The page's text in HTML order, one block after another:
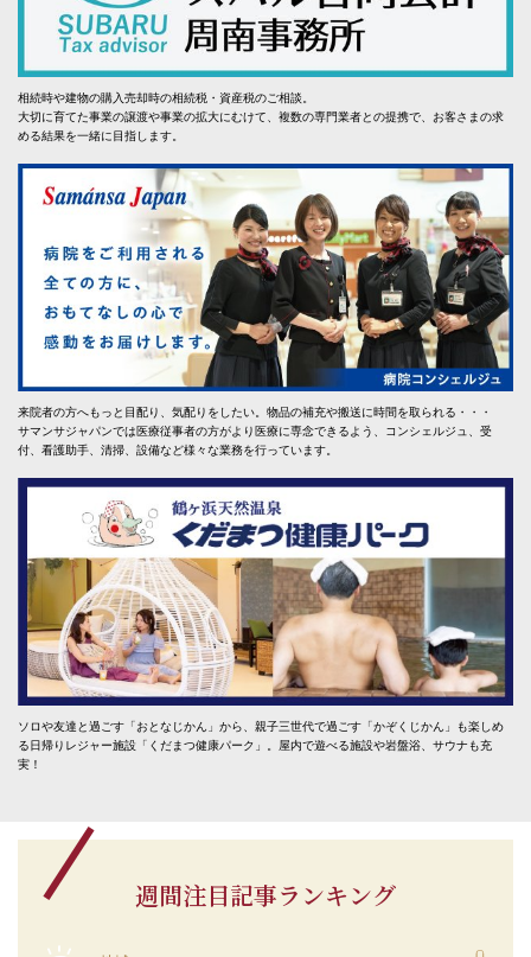
相続時や建物の購入売却時の相続税・資産税のご相談。
大切に育てた事業の譲渡や事業の拡大にむけて、複数の専門業者との提携で、お客さまの求
める結果を一緒に目指します。
来院者の方へもっと目配り、気配りをしたい。物品の補充や搬送に時間を取られる・・・
サマンサジャパンでは医療従事者の方がより医療に専念できるよう、コンシェルジュ、受
付、看護助手、清掃、設備など様々な業務を行っています。
ソロや友達と過ごす「おとなじかん」から、親子三世代で過ごす「かぞくじかん」も楽しめ
る日帰りレジャー施設「くだまつ健康パーク」。屋内で遊べる施設や岩盤浴、サウナも充
実！
週間注目記事ランキング